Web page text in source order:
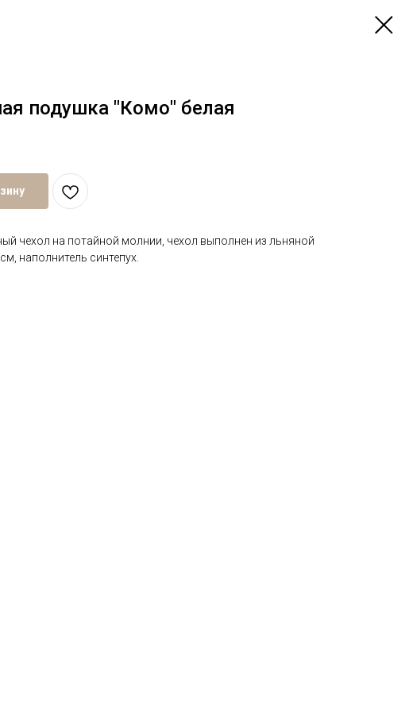
подушка "Комо" белая
чехол на потайной молнии, чехол выполнен из льняной
наполнитель синтепух.